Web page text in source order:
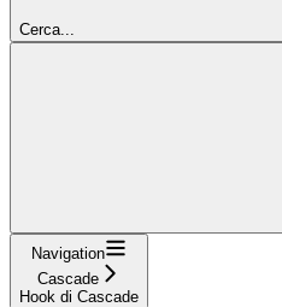
Cerca...
Navigation
Cascade
Hook di Cascade